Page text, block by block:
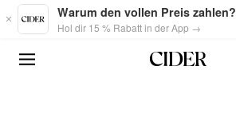
Skip to main content
Warum den vollen Preis zahlen?
Hol dir 15 % Rabatt in der App →